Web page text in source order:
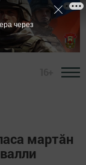
мартăн
через